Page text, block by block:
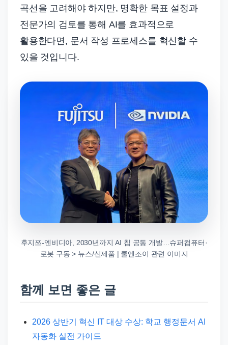
곡선을 고려해야 하지만, 명확한 목표 설정과
전문가의 검토를 통해 AI를 효과적으로
활용한다면, 문서 작성 프로세스를 혁신할 수
있을 것입니다.
후지쯔-엔비디아, 2030년까지 AI 칩 공동 개발…슈퍼컴퓨터·
로봇 구동 > 뉴스/신제품 | 쿨엔조이 관련 이미지
함께 보면 좋은 글
2026 상반기 혁신 IT 대상 수상: 학교 행정문서 AI
자동화 실전 가이드